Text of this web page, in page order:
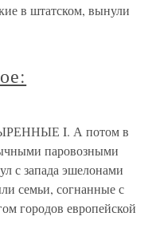
в штатском, вынули
I. А потом в
паровозными
с запада эшелонами
семьи, согнанные с
городов европейской